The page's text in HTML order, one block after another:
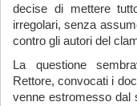
decise di mettere
irregolari, senza
contro gli autori del
La questione
Rettore, convocati i
venne estromesso dal